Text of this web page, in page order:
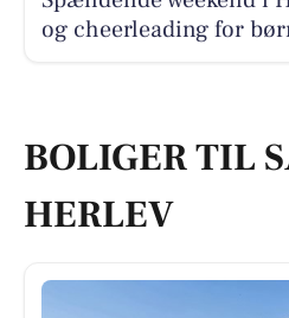
og cheerleading for
BOLIGER TIL
HERLEV